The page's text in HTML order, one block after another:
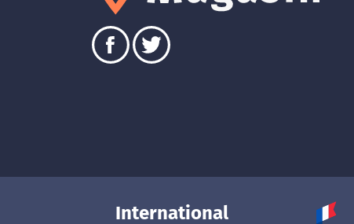
International